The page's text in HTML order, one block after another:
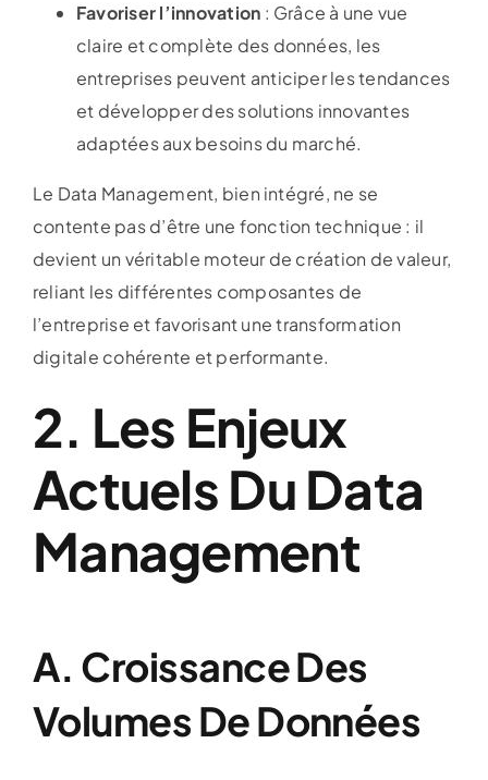
Favoriser l’innovation : Grâce à une vue
claire et complète des données, les
entreprises peuvent anticiper les tendances
et développer des solutions innovantes
adaptées aux besoins du marché.
Le Data Management, bien intégré, ne se
contente pas d’être une fonction technique : il
devient un véritable moteur de création de valeur,
reliant les différentes composantes de
l’entreprise et favorisant une transformation
digitale cohérente et performante.
2. Les Enjeux
Actuels Du Data
Management
A. Croissance Des
Volumes De Données